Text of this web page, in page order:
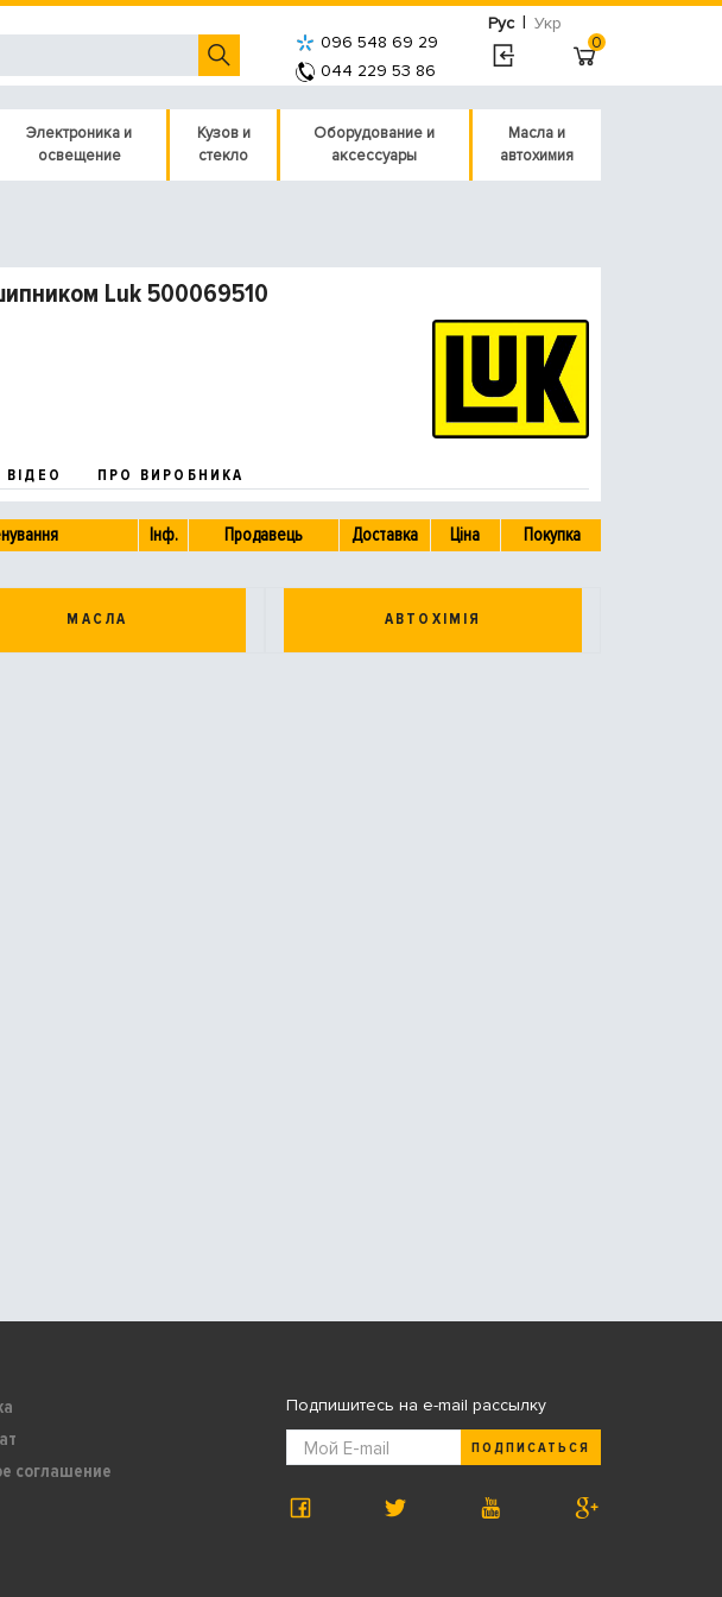
Рус | Укр
096 548 69 29
044 229 53 86
0
Электроника и
освещение
Кузов и
стекло
Оборудование и
аксессуары
Масла и
автохимия
Luk 500069510
ПРО ВИРОБНИКА
Інф. Продавець Доставка Ціна Покупка
МАСЛА АВТОХІМІЯ
соглашение
Подпишитесь на e-mail рассылку
ПОДПИСАТЬСЯ